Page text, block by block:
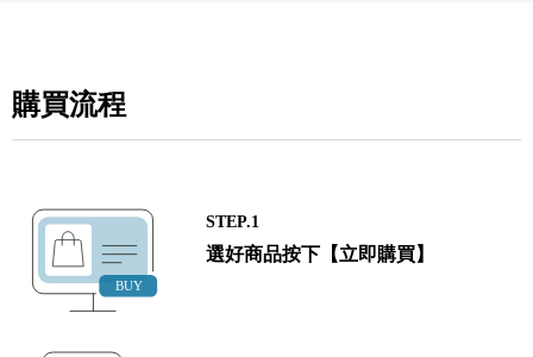
購買流程
STEP.1
選好商品按下【立即購買】